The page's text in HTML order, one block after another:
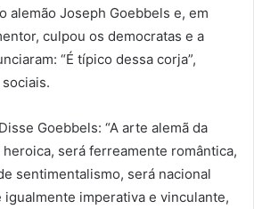
alemão Joseph Goebbels e, em
culpou os democratas e a
“É típico dessa corja”,
Goebbels: “A arte alemã da
será ferreamente romântica,
sentimentalismo, será nacional
igualmente imperativa e vinculante,